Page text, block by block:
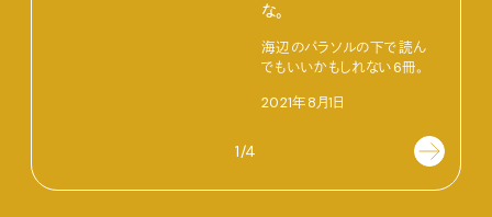
な。
海辺のパラソルの下で読ん
でもいいかもしれない6冊。
2021年8月1日
1/4